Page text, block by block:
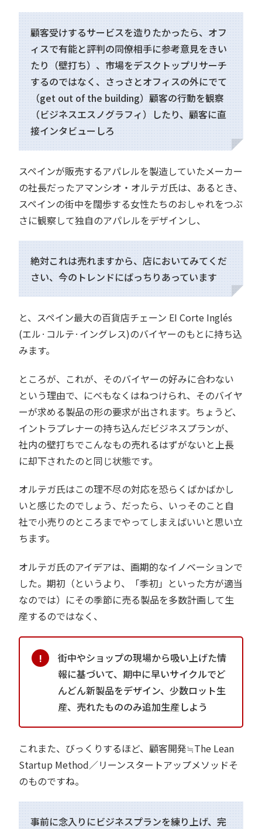
顧客受けするサービスを造りたかったら、オフ
ィスで有能と評判の同僚相手に参考意見をきい
たり（壁打ち）、市場をデスクトップリサーチ
するのではなく、さっさとオフィスの外にでて
（get out of the building）顧客の行動を観察
（ビジネスエスノグラフィ）したり、顧客に直
接インタビューしろ
スペインが販売するアパレルを製造していたメーカー
の社長だったアマンシオ・オルテガ氏は、あるとき、
スペインの街中を闊歩する女性たちのおしゃれをつぶ
さに観察して独自のアパレルをデザインし、
絶対これは売れますから、店においてみてくだ
さい、今のトレンドにばっちりあっています
と、スペイン最大の百貨店チェーン EI Corte Inglés
(エル·コルテ·イングレス)のバイヤーのもとに持ち込
みます。
ところが、これが、そのバイヤーの好みに合わない
という理由で、にべもなくはねつけられ、そのバイヤ
ーが求める製品の形の要求が出されます。ちょうど、
イントラプレナーの持ち込んだビジネスプランが、
社内の壁打ちでこんなもの売れるはずがないと上長
に却下されたのと同じ状態です。
オルテガ氏はこの理不尽の対応を恐らくばかばかし
いと感じたのでしょう、だったら、いっそのこと自
社で小売りのところまでやってしまえばいいと思い立
ちます。
オルテガ氏のアイデアは、画期的なイノベーションで
した。期初（というより、「季初」といった方が適当
なのでは）にその季節に売る製品を多数計画して生
産するのではなく、
街中やショップの現場から吸い上げた情
報に基づいて、期中に早いサイクルでど
んどん新製品をデザイン、少数ロット生
産、売れたもののみ追加生産しよう
これまた、びっくりするほど、顧客開発≒The Lean
Startup Method／リーンスタートアップメソッドそ
のものですね。
事前に念入りにビジネスプランを練り上げ、完